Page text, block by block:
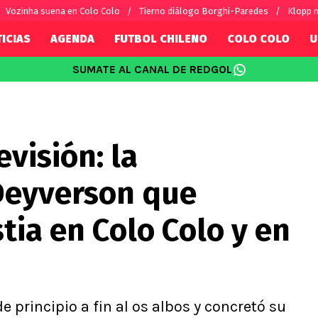
Vozinha suena en Colo Colo Tierno diálogo Borghi-Paredes Klopp
por el mundo
Fútbol Argentino
Fútbol Brasileño
La Liga
Bundesliga
AGENDA FUTBOL CHILENO COLO COLO
SUMATE AL CANAL DE REDGOL
la
que
en Colo Colo y en
principio a fin al os albos y concretó su